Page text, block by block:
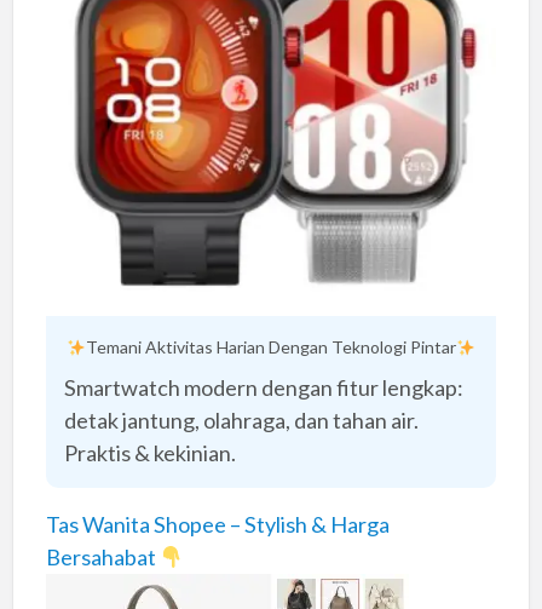
Temani Aktivitas Harian Dengan Teknologi Pintar
Smartwatch modern dengan fitur lengkap:
detak jantung, olahraga, dan tahan air.
Praktis & kekinian.
Tas Wanita Shopee – Stylish & Harga
Bersahabat